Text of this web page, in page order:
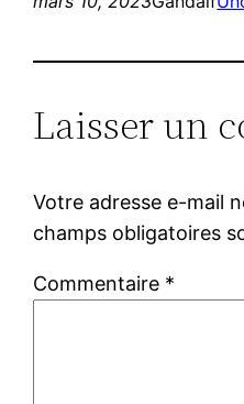
Laisser un
Votre adresse e-mail
champs obligatoires
Commentaire *